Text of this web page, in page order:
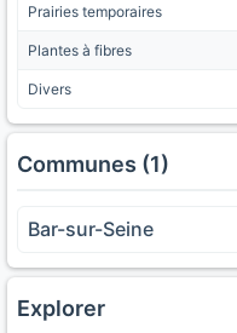
Prairies temporaires
Plantes à fibres
Divers
Communes (1)
Bar-sur-Seine
Explorer